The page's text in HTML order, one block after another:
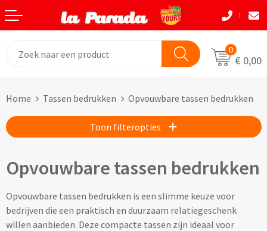
0
€ 0,00
Boodschappentassen bedrukken
Jute tassen bedrukken
Katoenen tassen bedrukken
Opvouwbare tassen bedrukken
Papieren tassen bedrukken
Custom made shoppers
Custom made papieren tasjes
Custom made strandtassen & drybags
Custom made rugtassen
Custom made koeltassen
Brievenbusgeschenken
Dag van de Zorg
Herfst
Festivals
Gadget liefhebbers
Kookliefhebbers
Avira
CamelBak
IZY Bottles
Acaciahout
Fairtrade katoen
FSC hout
FSC papier
Home Tassen bedrukken Opvouwbare tassen bedrukken
Toon filteropties
Opvouwbare tassen bedrukken
Opvouwbare tassen bedrukken is een slimme keuze voor
bedrijven die een praktisch en duurzaam relatiegeschenk
willen aanbieden. Deze compacte tassen zijn ideaal voor